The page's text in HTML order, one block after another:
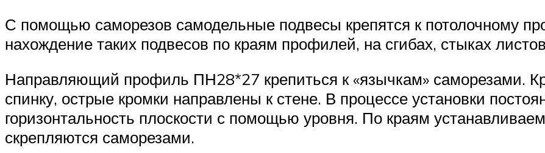
С помощью саморезов самодельные подвесы крепятся к потолочному
нахождение таких подвесов по краям профилей, на сгибах, стыках
Направляющий профиль ПН28*27 крепиться к «язычкам» саморезами.
спинку, острые кромки направлены к стене. В процессе установки
горизонтальность плоскости с помощью уровня. По краям
скрепляются саморезами.